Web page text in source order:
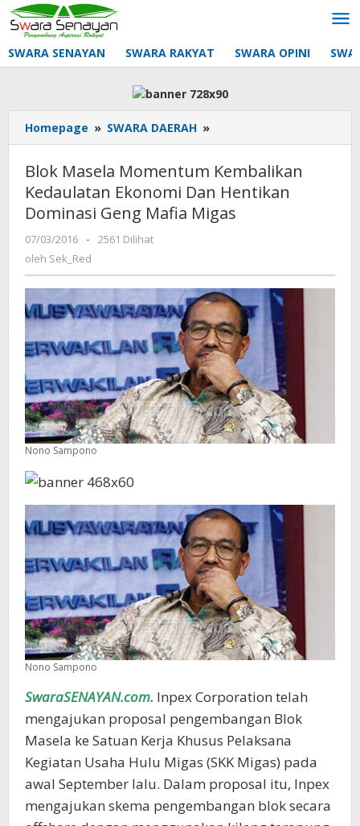
Lewati
ke
konten
SWARA SENAYAN SWARA RAKYAT SWARA OPINI
Homepage » SWARA DAERAH »
Masela
Kembalikan
Kedaulatan
Ekonomi
Dan
Geng
Mafia
Migas
Blok Masela Momentum Kembalikan
Kedaulatan Ekonomi Dan Hentikan
Dominasi Geng Mafia Migas
07/03/2016
oleh
Sek_Red
-
2561 Dilihat
oleh Sek_Red
Nono Sampono
Nono Sampono
SwaraSENAYAN.com. Inpex Corporation telah
mengajukan proposal pengembangan Blok
Masela ke Satuan Kerja Khusus Pelaksana
Kegiatan Usaha Hulu Migas (SKK Migas) pada
awal September lalu. Dalam proposal itu, Inpex
mengajukan skema pengembangan blok secara